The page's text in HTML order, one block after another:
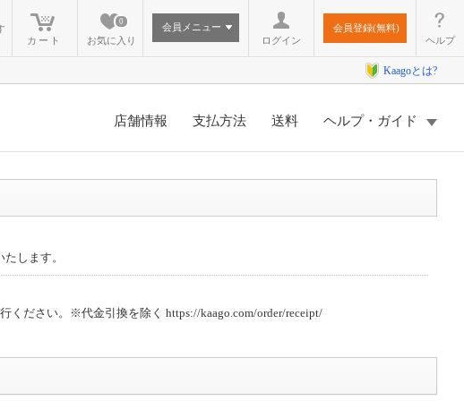
カート
お気に入り
0
会員メニュー
ログイン
会員登録(無料)
ヘルプ
Kaagoとは?
店舗情報 支払方法 送料 ヘルプ・ガイド
します。
ください。※代金引換を除く https://kaago.com/order/receipt/